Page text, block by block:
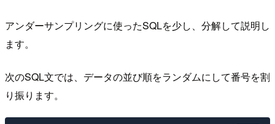
アンダーサンプリングに使ったSQLを少し、分解して説明し
ます。
次のSQL文では、データの並び順をランダムにして番号を割
り振ります。